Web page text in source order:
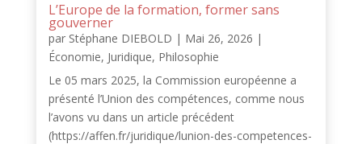
L’Europe de la formation, former sans
gouverner
par Stéphane DIEBOLD | Mai 26, 2026 |
Économie, Juridique, Philosophie
Le 05 mars 2025, la Commission européenne a
présenté l’Union des compétences, comme nous
l’avons vu dans un article précédent
(https://affen.fr/juridique/lunion-des-competences-